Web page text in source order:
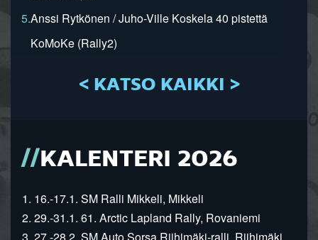
5.Anssi Rytkönen / Juho-Ville Koskela 40 pistettä
KoMoKe (Rally2)
< KATSO KAIKKI >
KALENTERI 2026
1. 16.-17.1. SM Ralli Mikkeli, Mikkeli
2. 29.-31.1. 61. Arctic Lapland Rally, Rovaniemi
3. 27.-28.2. SM Auto Sorsa Riihimäki-ralli, Riihimäki